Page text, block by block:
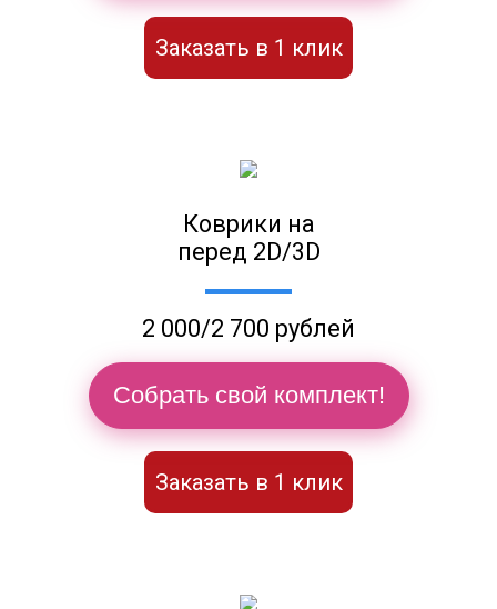
Заказать в 1 клик
Коврики на
перед 2D/3D
2 000/2 700 рублей
Собрать свой комплект!
Заказать в 1 клик